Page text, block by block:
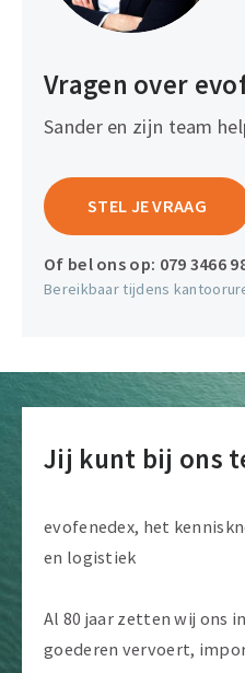
Vragen over
Sander en zijn team
STEL JE VRAAG
Of bel ons op: 079 3466
Bereikbaar tijdens
Jij kunt bij ons
evofenedex, het
en logistiek
Al 80 jaar zetten wij ons
goederen vervoert,